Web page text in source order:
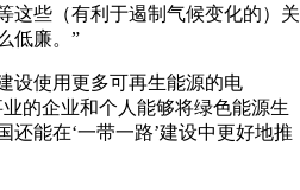
这些（有利于遏制气候变化的）关
低廉。”
设使用更多可再生能源的电
的企业和个人能够将绿色能源生
还能在‘一带一路’建设中更好地推